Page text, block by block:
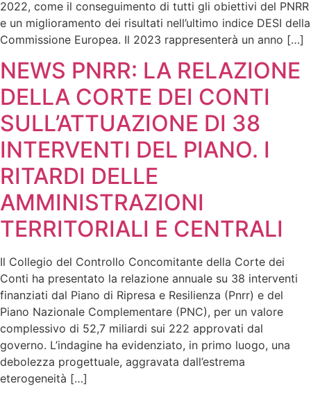
2022, come il conseguimento di tutti gli obiettivi del PNRR
e un miglioramento dei risultati nell’ultimo indice DESI della
Commissione Europea. Il 2023 rappresenterà un anno […]
NEWS PNRR: LA RELAZIONE
DELLA CORTE DEI CONTI
SULL’ATTUAZIONE DI 38
INTERVENTI DEL PIANO. I
RITARDI DELLE
AMMINISTRAZIONI
TERRITORIALI E CENTRALI
Il Collegio del Controllo Concomitante della Corte dei
Conti ha presentato la relazione annuale su 38 interventi
finanziati dal Piano di Ripresa e Resilienza (Pnrr) e del
Piano Nazionale Complementare (PNC), per un valore
complessivo di 52,7 miliardi sui 222 approvati dal
governo. L’indagine ha evidenziato, in primo luogo, una
debolezza progettuale, aggravata dall’estrema
eterogeneità […]